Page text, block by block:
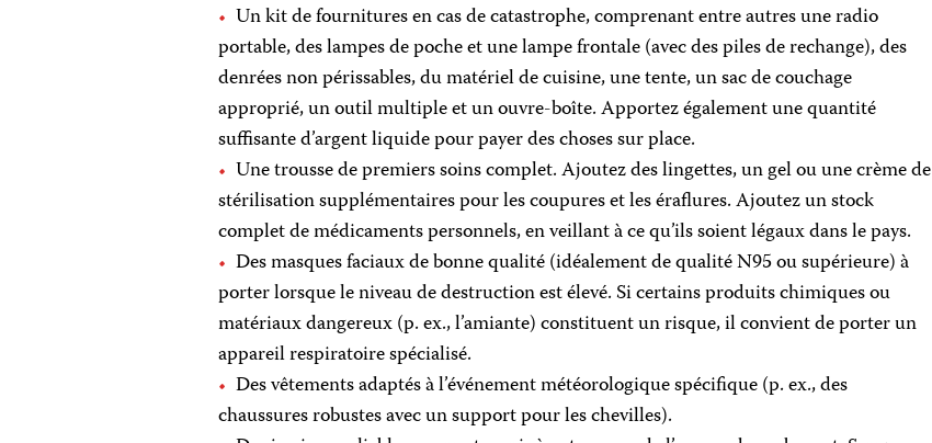
Un kit de fournitures en cas de catastrophe, comprenant entre autres une radio
portable, des lampes de poche et une lampe frontale (avec des piles de rechange), des
denrées non périssables, du matériel de cuisine, une tente, un sac de couchage
approprié, un outil multiple et un ouvre-boîte. Apportez également une quantité
suffisante d’argent liquide pour payer des choses sur place.
Une trousse de premiers soins complet. Ajoutez des lingettes, un gel ou une crème de
stérilisation supplémentaires pour les coupures et les éraflures. Ajoutez un stock
complet de médicaments personnels, en veillant à ce qu’ils soient légaux dans le pays.
Des masques faciaux de bonne qualité (idéalement de qualité N95 ou supérieure) à
porter lorsque le niveau de destruction est élevé. Si certains produits chimiques ou
matériaux dangereux (p. ex., l’amiante) constituent un risque, il convient de porter un
appareil respiratoire spécialisé.
Des vêtements adaptés à l’événement météorologique spécifique (p. ex., des
chaussures robustes avec un support pour les chevilles).